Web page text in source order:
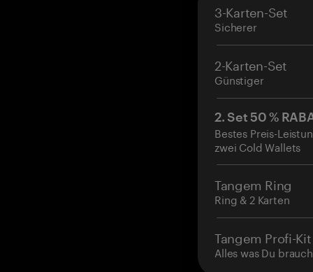
3-Karten-Set
Sicherer
2-Karten-Set
Günstiger
2. Set 50 %
Bestes Preis-
zwei Cold Wallets
Tangem Ring
Ring & 2 Karten
Tangem Profi-Kit
Alles was Du